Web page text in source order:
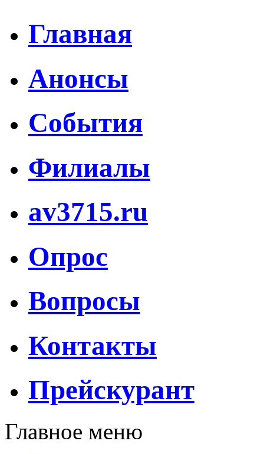
Главная
Анонсы
События
Филиалы
av3715.ru
Опрос
Вопросы
Контакты
Прейскурант
Главное меню